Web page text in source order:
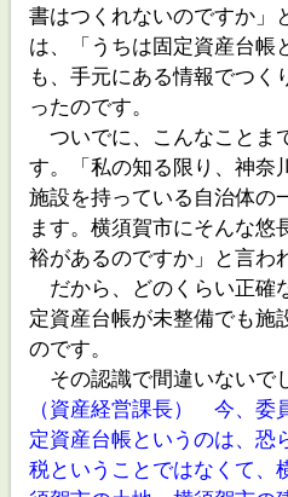
書はつくれないのですか」
は、「うちは固定資産台帳
も、手元にある情報でつく
ったのです。
ついでに、こんなことま
す。「私の知る限り、神奈
施設を持っている自治体の
ます。横須賀市にそんな悠
裕があるのですか」と言わ
だから、どのくらい正確
定資産台帳が未整備でも施
のです。
その認識で間違いないで
（資産経営課長） 今、委
定資産台帳というのは、恐
税ということではなくて、